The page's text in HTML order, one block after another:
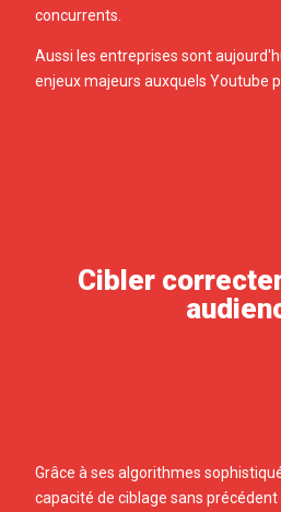
concurrents.
Aussi les entreprises sont
enjeux majeurs auxquels Youtube
Cibler
Grâce à ses algorithmes
capacité de ciblage sans précédent